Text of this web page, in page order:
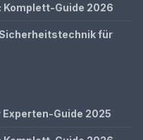
Guide 2026
für
Guide 2025